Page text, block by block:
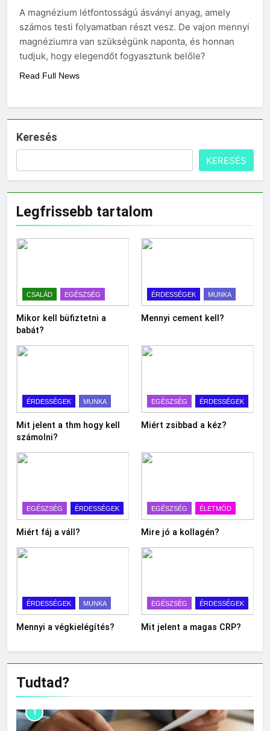
vérnyomás?
3 Nap Ezelőtt
A magnézium létfontosságú ásványi anyag, amely
számos testi folyamatban részt vesz. De vajon mennyi
magnéziumra van szükségünk naponta, és honnan
tudjuk, hogy elegendőt fogyasztunk belőle?
Read Full News
Keresés
KERESÉS
Legfrissebb tartalom
CSALÁD EGÉSZSÉG
Mikor kell büfiztetni a
babát?
ÉRDESSÉGEK MUNKA
Mennyi cement kell?
ÉRDESSÉGEK MUNKA
Mit jelent a thm hogy kell
számolni?
EGÉSZSÉG ÉRDESSÉGEK
Miért zsibbad a kéz?
EGÉSZSÉG ÉRDESSÉGEK
Miért fáj a váll?
EGÉSZSÉG ÉLETMÓD
Mire jó a kollagén?
ÉRDESSÉGEK MUNKA
Mennyi a végkielégítés?
EGÉSZSÉG ÉRDESSÉGEK
Mit jelent a magas CRP?
Tudtad?
1